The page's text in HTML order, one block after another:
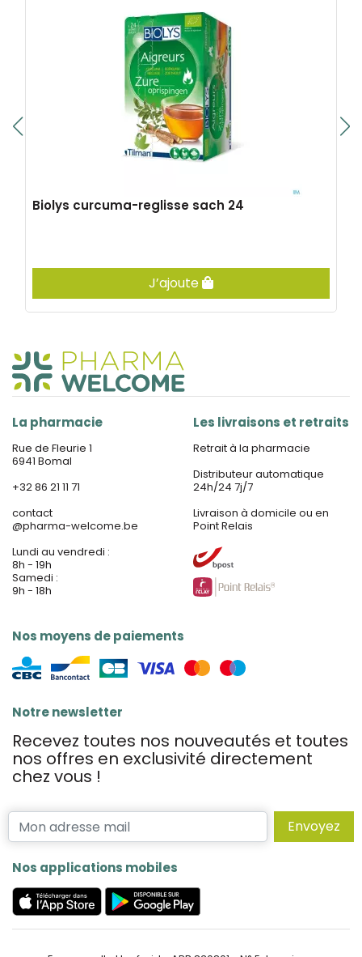
Biolys curcuma-reglisse sach 24
J’ajoute
La pharmacie
Rue de Fleurie 1
6941 Bomal
+32 86 21 11 71
contact
@pharma-welcome.be
Lundi au vendredi :
8h - 19h
Samedi :
9h - 18h
Nos moyens de paiements
Les livraisons et retraits
Retrait à la pharmacie
Distributeur automatique
24h/24 7j/7
Livraison à domicile ou en
Point Relais
Notre newsletter
Recevez toutes nos nouveautés et toutes
nos offres en exclusivité directement
chez vous !
Envoyez
Nos applications mobiles